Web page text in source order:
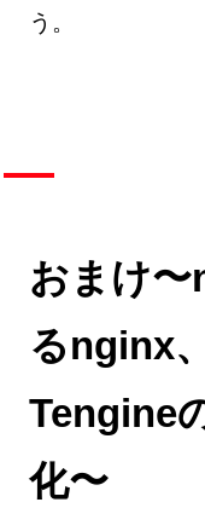
う。
おまけ
るnginx
Tengine
化〜